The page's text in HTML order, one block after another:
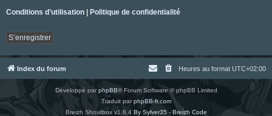
Conditions d’utilisation | Politique de confidentialité
S’enregistrer
Index du forum Heures au format UTC+02:00
Développé parphpBB® Forum Software © phpBB Limited
Traduit parphpBB-fr.com
Breizh Shoutbox v1.8.4 By Sylver35 - Breizh Code